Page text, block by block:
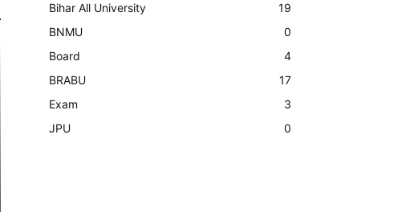
Bihar All University
19
BNMU
0
Board
4
BRABU
17
Exam
3
JPU
0